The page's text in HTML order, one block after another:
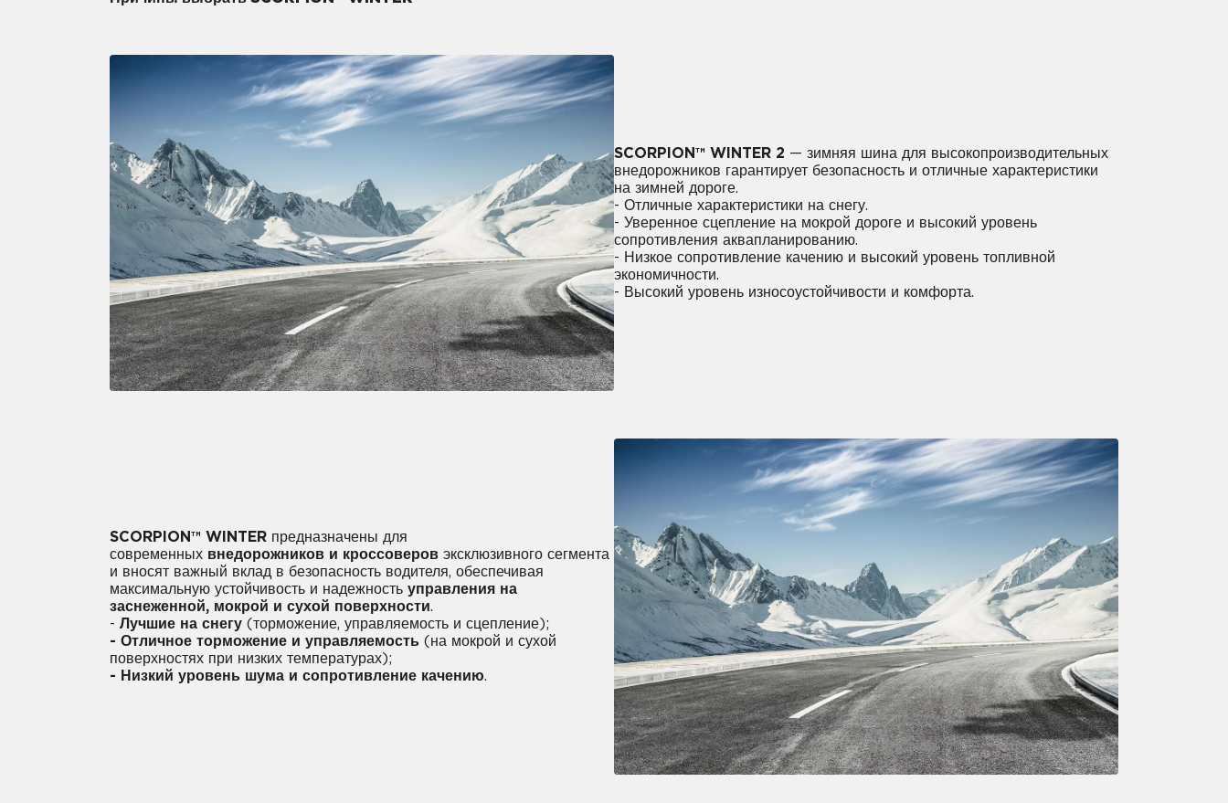
SCORPION™ WINTER 2 — зимняя шина для высокопроизводительных
внедорожников гарантирует безопасность и отличные характеристики
на зимней дороге.
- Отличные характеристики на снегу.
- Уверенное сцепление на мокрой дороге и высокий уровень
сопротивления аквапланированию.
- Низкое сопротивление качению и высокий уровень топливной
экономичности.
- Высокий уровень износоустойчивости и комфорта.
SCORPION™ WINTER предназначены для
современных внедорожников и кроссоверов эксклюзивного сегмента
и вносят важный вклад в безопасность водителя, обеспечивая
максимальную устойчивость и надежность управления на
заснеженной, мокрой и сухой поверхности.
- Лучшие на снегу (торможение, управляемость и сцепление);
- Отличное торможение и управляемость (на мокрой и сухой
поверхностях при низких температурах);
- Низкий уровень шума и сопротивление качению.